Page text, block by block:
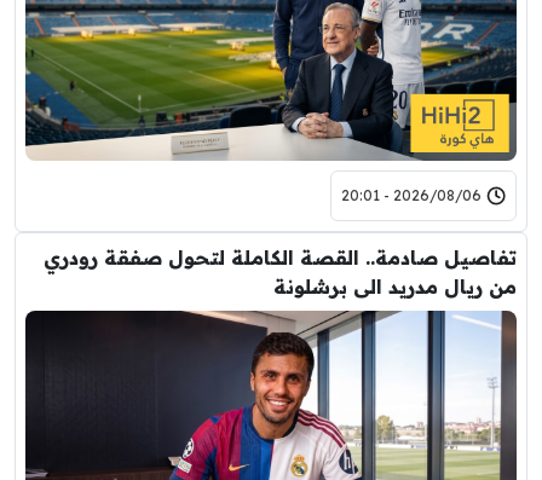
2026/08/06 - 20:01
تفاصيل صادمة.. القصة الكاملة لتحول صفقة رودري
من ريال مدريد الى برشلونة